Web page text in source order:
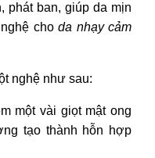
phát ban, giúp da mịn
nghệ choda nhạy cảm
nghệ như sau:
một vài giọt mật ong
tạo thành hỗn hợp